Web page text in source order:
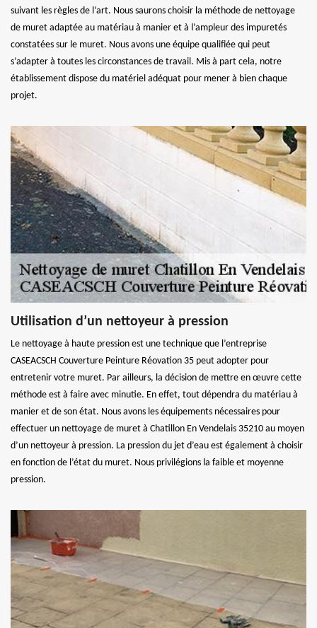
suivant les règles de l’art. Nous saurons choisir la méthode de nettoyage
de muret adaptée au matériau à manier et à l’ampleur des impuretés
constatées sur le muret. Nous avons une équipe qualifiée qui peut
s’adapter à toutes les circonstances de travail. Mis à part cela, notre
établissement dispose du matériel adéquat pour mener à bien chaque
projet.
Utilisation d’un nettoyeur à pression
Le nettoyage à haute pression est une technique que l’entreprise
CASEACSCH Couverture Peinture Réovation 35 peut adopter pour
entretenir votre muret. Par ailleurs, la décision de mettre en œuvre cette
méthode est à faire avec minutie. En effet, tout dépendra du matériau à
manier et de son état. Nous avons les équipements nécessaires pour
effectuer un nettoyage de muret à Chatillon En Vendelais 35210 au moyen
d’un nettoyeur à pression. La pression du jet d’eau est également à choisir
en fonction de l’état du muret. Nous privilégions la faible et moyenne
pression.